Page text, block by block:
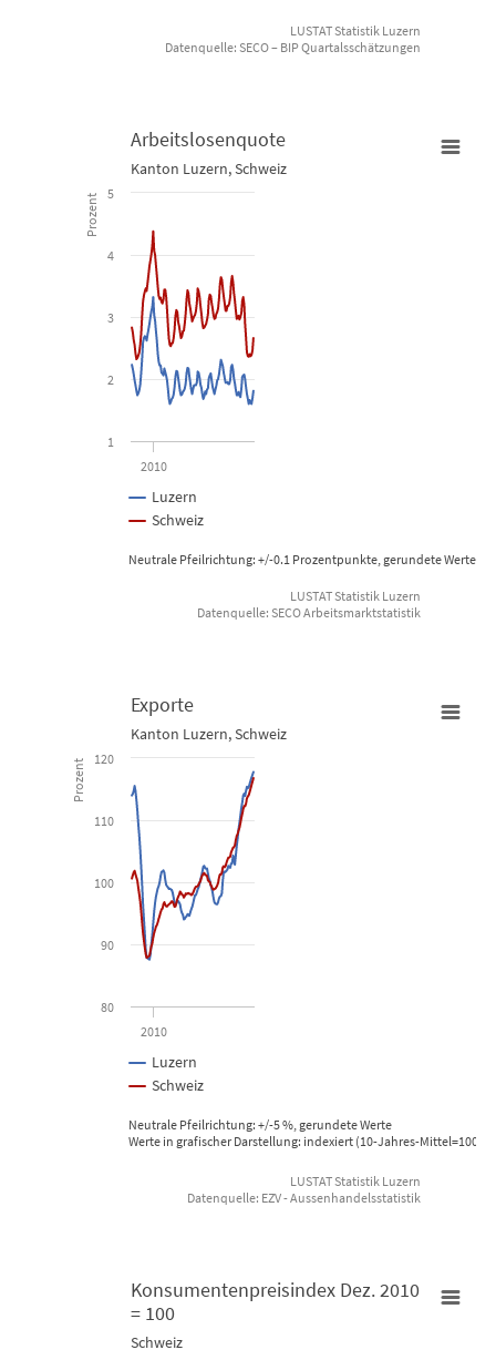
LUSTAT Statistik Luzern
Datenquelle: SECO – BIP Quartalsschätzungen
Line chart with 2 lines.
Kanton Luzern, Schweiz
View as data table, Arbeitslosenquote
The chart has 1 X axis displaying Time. Data ranges from 2008-
The chart has 1 Y axis displaying Prozent. Data ranges from 1.6
Neutrale Pfeilrichtung: +/-0.1 Prozentpunkte, gerundete Werte
Prozent
Arbeitslosenquote
Kanton Luzern, Schweiz
Luzern
Schweiz
2010
1
2
3
4
5
LUSTAT Statistik Luzern
Datenquelle: SECO Arbeitsmarktstatistik
Line chart with 2 lines.
Kanton Luzern, Schweiz
View as data table, Exporte
The chart has 1 X axis displaying Time. Data ranges from 2008-
The chart has 1 Y axis displaying Prozent. Data ranges from
Neutrale Pfeilrichtung: +/-5 %, gerundete Werte
Werte in grafischer Darstellung: indexiert (10-Jahres-
Prozent
Exporte
Kanton Luzern, Schweiz
Luzern
Schweiz
2010
80
90
100
110
120
LUSTAT Statistik Luzern
Datenquelle: EZV - Aussenhandelsstatistik
Konsumentenpreisindex Dez. 2010 = 100
Konsumentenpreisindex Dez. 2010
= 100
Schweiz